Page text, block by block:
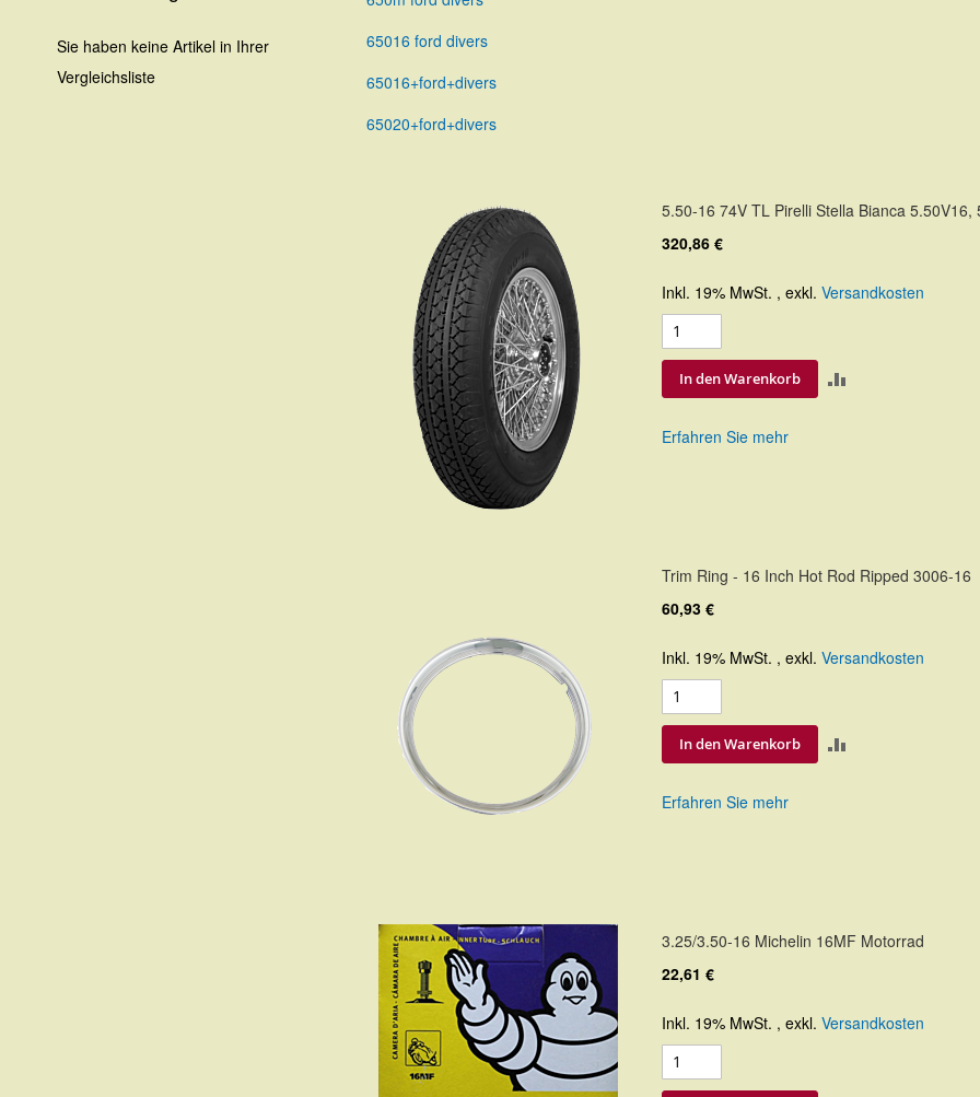
65016 ford divers
65016+ford+divers
65020+ford+divers
5.50-16 74V TL Pirelli Stella Bianca
320,86 €
Inkl. 19% MwSt. ,exkl.Versandkosten
In den Warenkorb
Erfahren Sie mehr
Trim Ring - 16 Inch Hot Rod Ripped 3006-16
60,93 €
Inkl. 19% MwSt. ,exkl.Versandkosten
In den Warenkorb
Erfahren Sie mehr
3.25/3.50-16 Michelin 16MF Motorrad
22,61 €
Inkl. 19% MwSt. ,exkl.Versandkosten
Sie haben keine Artikel in Ihrer
Vergleichsliste